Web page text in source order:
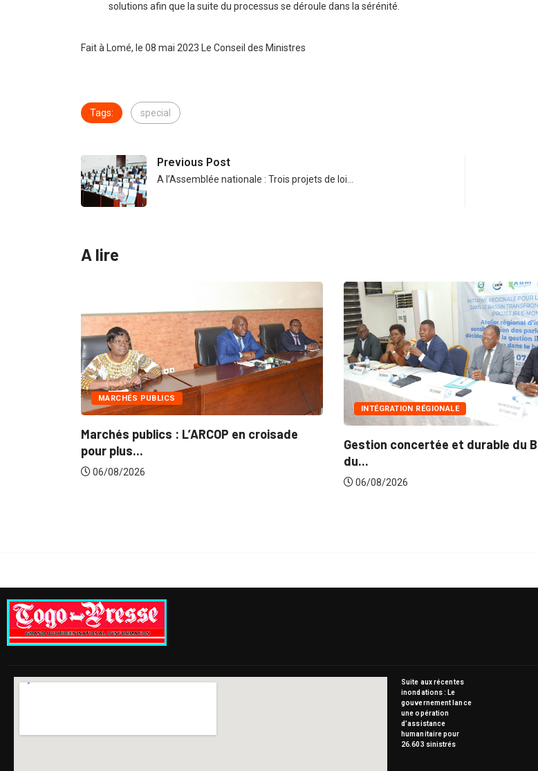
solutions afin que la suite du processus se déroule dans la sérénité.
Fait à Lomé, le 08 mai 2023 Le Conseil des Ministres
Tags: special
Previous Post
A l’Assemblée nationale : Trois projets de loi…
A lire
MARCHÉS PUBLICS
Marchés publics : L’ARCOP en croisade
pour plus...
06/08/2026
INTÉGRATION RÉGIONALE
Gestion concertée et durable du
du...
06/08/2026
Suite aux récentes
inondations : Le
gouvernement lance
une opération
d’assistance
humanitaire pour
26.603 sinistrés